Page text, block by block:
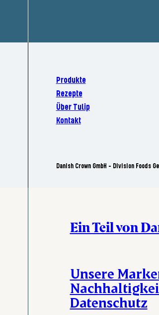
Produkte
Rezepte
Über Tulip
Kontakt
Danish Crown GmbH - Division Foods
Ein Teil von
Unsere
Datenschutz